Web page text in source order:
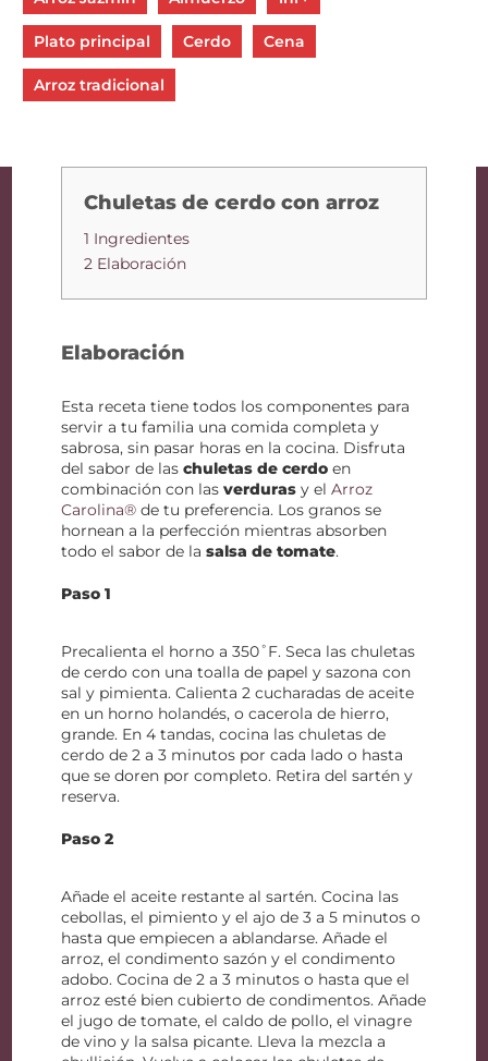
Plato principal Cerdo Cena
Arroz tradicional
Chuletas de cerdo con arroz
1 Ingredientes
2 Elaboración
Elaboración
Esta receta tiene todos los componentes para
servir a tu familia una comida completa y
sabrosa, sin pasar horas en la cocina. Disfruta
del sabor de laschuletas de cerdo en
combinación con lasverduras y elArroz
Carolina® de tu preferencia. Los granos se
hornean a la perfección mientras absorben
todo el sabor de lasalsa de tomate.
Paso 1
Precalienta el horno a 350˚F. Seca las chuletas
de cerdo con una toalla de papel y sazona con
sal y pimienta. Calienta 2 cucharadas de aceite
en un horno holandés, o cacerola de hierro,
grande. En 4 tandas, cocina las chuletas de
cerdo de 2 a 3 minutos por cada lado o hasta
que se doren por completo. Retira del sartén y
reserva.
Paso 2
Añade el aceite restante al sartén. Cocina las
cebollas, el pimiento y el ajo de 3 a 5 minutos o
hasta que empiecen a ablandarse. Añade el
arroz, el condimento sazón y el condimento
adobo. Cocina de 2 a 3 minutos o hasta que el
arroz esté bien cubierto de condimentos. Añade
el jugo de tomate, el caldo de pollo, el vinagre
de vino y la salsa picante. Lleva la mezcla a